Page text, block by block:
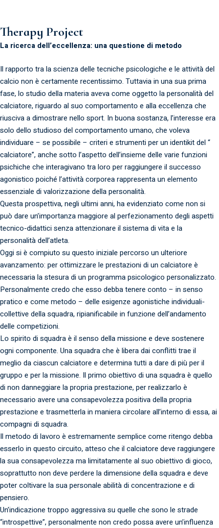
Therapy Project
La ricerca dell’eccellenza: una questione di metodo
Il rapporto tra la scienza delle tecniche psicologiche e le attività del
calcio non è certamente recentissimo. Tuttavia in una sua prima
fase, lo studio della materia aveva come oggetto la personalità del
calciatore, riguardo al suo comportamento e alla eccellenza che
riusciva a dimostrare nello sport. In buona sostanza, l’interesse era
solo dello studioso del comportamento umano, che voleva
individuare – se possibile – criteri e strumenti per un identikit del “
calciatore”, anche sotto l’aspetto dell’insieme delle varie funzioni
psichiche che interagivano tra loro per raggiungere il successo
agonistico poiché l’attività corporea rappresenta un elemento
essenziale di valorizzazione della personalità.
Questa prospettiva, negli ultimi anni, ha evidenziato come non si
può dare un’importanza maggiore al perfezionamento degli aspetti
tecnico-didattici senza attenzionare il sistema di vita e la
personalità dell’atleta.
Oggi si è compiuto su questo iniziale percorso un ulteriore
avanzamento: per ottimizzare le prestazioni di un calciatore è
necessaria la stesura di un programma psicologico personalizzato.
Personalmente credo che esso debba tenere conto – in senso
pratico e come metodo – delle esigenze agonistiche individuali-
collettive della squadra, ripianificabile in funzione dell’andamento
delle competizioni.
Lo spirito di squadra è il senso della missione e deve sostenere
ogni componente. Una squadra che è libera dai conflitti trae il
meglio da ciascun calciatore e determina tutti a dare di più per il
gruppo e per la missione. Il primo obiettivo di una squadra è quello
di non danneggiare la propria prestazione, per realizzarlo è
necessario avere una consapevolezza positiva della propria
prestazione e trasmetterla in maniera circolare all’interno di essa, ai
compagni di squadra.
Il metodo di lavoro è estremamente semplice come ritengo debba
esserlo in questo circuito, atteso che il calciatore deve raggiungere
la sua consapevolezza ma limitatamente al suo obiettivo di gioco,
soprattutto non deve perdere la dimensione della squadra e deve
poter coltivare la sua personale abilità di concentrazione e di
pensiero.
Un’indicazione troppo aggressiva su quelle che sono le strade
“introspettive”, personalmente non credo possa avere un’influenza